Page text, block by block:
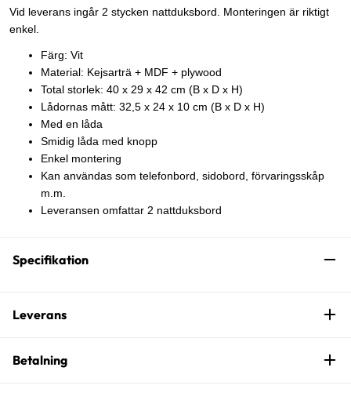
Vid leverans ingår 2 stycken nattduksbord. Monteringen är riktigt
enkel.
Färg: Vit
Material: Kejsarträ + MDF + plywood
Total storlek: 40 x 29 x 42 cm (B x D x H)
Lådornas mått: 32,5 x 24 x 10 cm (B x D x H)
Med en låda
Smidig låda med knopp
Enkel montering
Kan användas som telefonbord, sidobord, förvaringsskåp
m.m.
Leveransen omfattar 2 nattduksbord
Specifikation
Leverans
Betalning